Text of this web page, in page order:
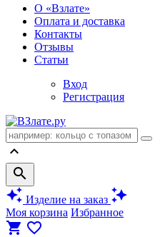
О «Взлате»
Оплата и доставка
Контакты
Отзывы
Статьи
Вход
Регистрация
keyboard_arrow_up
search
auto_awesome Изделие на заказ auto_awesome
Моя корзина Избранное
shopping_cart favorite_border